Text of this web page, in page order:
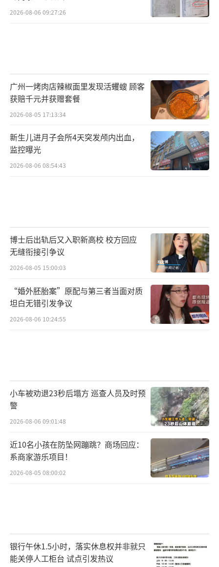
2026-08-06 09:27:26
广州一烤肉店辣椒面里发现活蠼螋 顾客
获赔千元并获赠套餐
2026-08-05 17:13:34
新生儿进月子会所4天突发颅内出血，
监控曝光
2026-08-06 08:54:43
博士后出轨后又入职新高校 校方回应
无缝衔接引争议
2026-08-05 15:00:03
“婚外胚胎案”原配与第三者当面对质
坦白无错引发争议
2026-08-06 10:24:55
小车被劝退23秒后塌方 巡查人员及时预
警
2026-08-06 09:01:48
近10名小孩在防坠网蹦跳？商场回应：
系商家游乐项目！
2026-08-05 08:00:02
银行午休1.5小时，落实休息权并非就只
能关停人工柜台 试点引发热议